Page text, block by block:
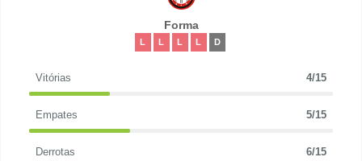
Forma
L L L L D
Vitórias 4/15
Empates 5/15
Derrotas 6/15